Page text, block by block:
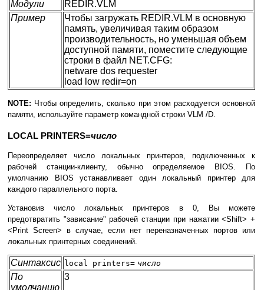
Модули
REDIR.VLM
Пример
Чтобы загружать REDIR.VLM в основную
память, увеличивая таким образом
производительность, но уменьшая объем
доступной памяти, поместите следующие
строки в файл NET.CFG:
netware dos requester
load low redir=on
NOTE: Чтобы определить, сколько при этом расходуется основной
памяти, используйте параметр командной строки VLM /D.
LOCAL PRINTERS=число
Переопределяет число локальных принтеров, подключенных к
рабочей станции-клиенту, обычно определяемое BIOS. По
умолчанию BIOS устанавливает один локальный принтер для
каждого параллельного порта.
Установив число локальных принтеров в 0, Вы можете
предотвратить "зависание" рабочей станции при нажатии <Shift> +
<Print Screen> в случае, если нет переназначенных портов или
локальных принтерных соединений.
Синтаксис local printers= число
По
умолчанию
3